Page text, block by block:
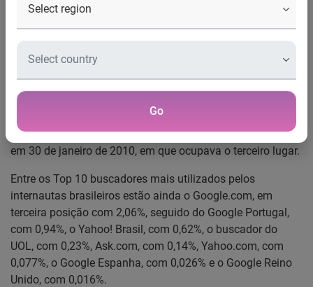
Go
comparação anual
O Hitwise, um serviço da Serasa Experian para marketing
92,15% de todas as buscas realizadas no período de 12
semanas consecutivas terminadas em 29 de janeiro deste
ano. O buscador Bing ocupou o segundo lugar, com 3,67%
das buscas no período no país, alta de 2.32 pontos
percentuais na comparação anual do trimestre terminado
em 30 de janeiro de 2010, em que ocupava o terceiro lugar.
Entre os Top 10 buscadores mais utilizados pelos
internautas brasileiros estão ainda o Google.com, em
terceira posição com 2,06%, seguido do Google Portugal,
com 0,94%, o Yahoo! Brasil, com 0,62%, o buscador do
UOL, com 0,23%, Ask.com, com 0,14%, Yahoo.com, com
0,077%, o Google Espanha, com 0,026% e o Google Reino
Unido, com 0,016%.